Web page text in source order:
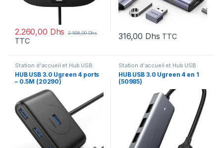
2.260,00 Dhs 2.508,00Dhs
TTC 316,00 Dhs TTC
Station d'accueil et Hub USB
HUB USB 3.0 Ugreen 4 ports
– 0.5M (20290)
Station d'accueil et Hub USB
HUB USB 3.0 Ugreen 4 en 1
(50985)